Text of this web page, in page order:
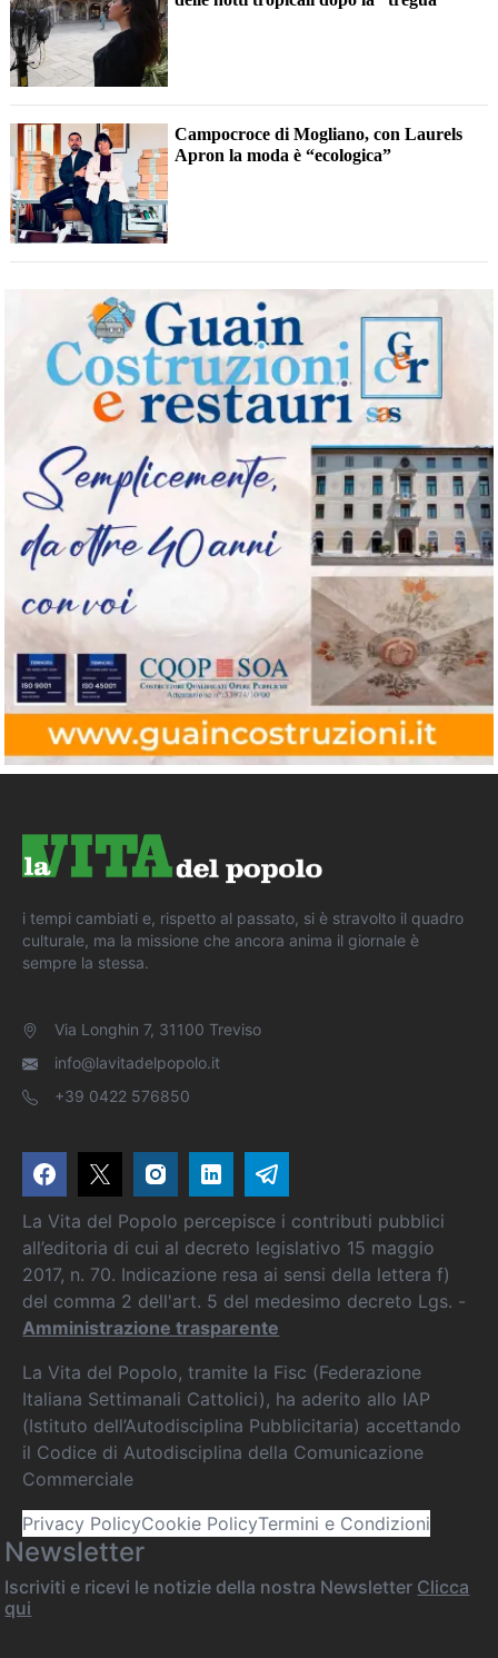
Campocroce di Mogliano, con Laurels
Apron la moda è “ecologica”
i tempi cambiati e, rispetto al passato, si è stravolto il quadro
culturale, ma la missione che ancora anima il giornale è
sempre la stessa.
Via Longhin 7, 31100 Treviso
info@lavitadelpopolo.it
+39 0422 576850
La Vita del Popolo percepisce i contributi pubblici
all’editoria di cui al decreto legislativo 15 maggio
2017, n. 70. Indicazione resa ai sensi della lettera f)
del comma 2 dell'art. 5 del medesimo decreto Lgs. -
Amministrazione trasparente
La Vita del Popolo, tramite la Fisc (Federazione
Italiana Settimanali Cattolici), ha aderito allo IAP
(Istituto dell’Autodisciplina Pubblicitaria) accettando
il Codice di Autodisciplina della Comunicazione
Commerciale
Privacy PolicyCookie PolicyTermini e Condizioni
Newsletter
Iscriviti e ricevi le notizie della nostra Newsletter Clicca
qui